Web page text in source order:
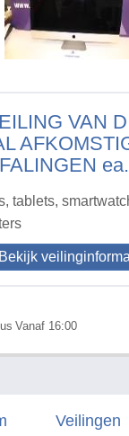
VAN
ea.
tablets,
Bekijk
Vanaf 16:00
Veilingen